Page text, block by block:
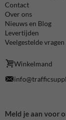
Contact
Over ons
Nieuws en Blog
Levertijden
Veelgestelde
Winkelmand
Meld je aan voor